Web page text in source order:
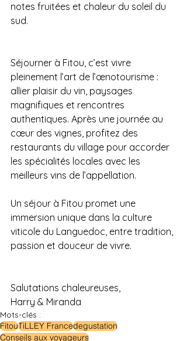
notes fruitées et chaleur du soleil du
sud.
Séjourner à Fitou, c’est vivre
pleinement l’art de l’œnotourisme :
allier plaisir du vin, paysages
magnifiques et rencontres
authentiques. Après une journée au
cœur des vignes, profitez des
restaurants du village pour accorder
les spécialités locales avec les
meilleurs vins de l’appellation.
Un séjour à Fitou promet une
immersion unique dans la culture
viticole du Languedoc, entre tradition,
passion et douceur de vivre.
Salutations chaleureuses,
Harry & Miranda
Mots-clés :
FitouTiLLEY Francedegustation
Conseils aux voyageurs